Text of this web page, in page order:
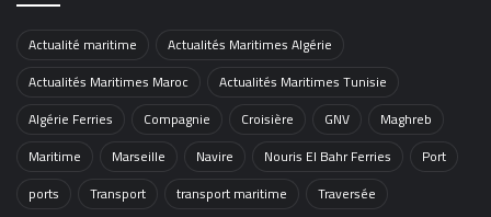
Actualité maritime
Actualités Maritimes Algérie
Actualités Maritimes Maroc
Actualités Maritimes Tunisie
Algérie Ferries
Compagnie Croisière GNV
Maghreb
Maritime
Marseille Navire Nouris El Bahr Ferries
Port
ports
Transport transport maritime Traversée